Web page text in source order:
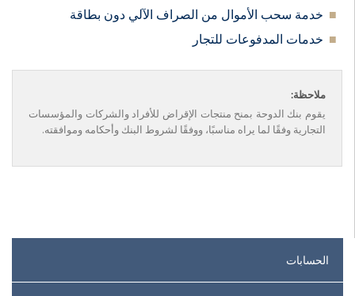
خدمة سحب الأموال من الصراف الآلي دون بطاقة
خدمات المدفوعات للتجار
ملاحظة:
يقوم بنك الدوحة بمنح منتجات الإقراض للأفراد والشركات والمؤسسات
التجارية وفقًا لما يراه مناسبًا، ووفقًا لشروط البنك وأحكامه وموافقته.
الحسابات